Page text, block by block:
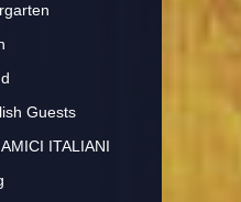
Guests
ITALIANI